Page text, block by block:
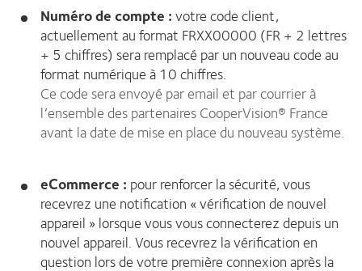
Numéro de compte :votre code client,
actuellement au format FRXX00000 (FR + 2 lettres
+ 5 chiffres) sera remplacé par un nouveau code au
format numérique à 10 chiffres.
Ce code sera envoyé par email et par courrier à
l’ensemble des partenaires CooperVision® France
avant la date de mise en place du nouveau système.
eCommerce : pour renforcer la sécurité, vous
recevrez une notification « vérification de nouvel
appareil » lorsque vous vous connecterez depuis un
nouvel appareil. Vous recevrez la vérification en
question lors de votre première connexion après la